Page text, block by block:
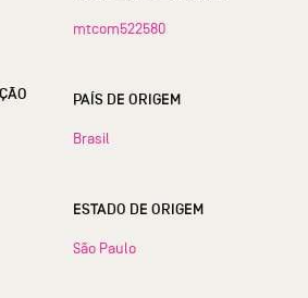
mtcom522580
PAÍS DE ORIGEM
Brasil
ESTADO DE ORIGEM
São Paulo